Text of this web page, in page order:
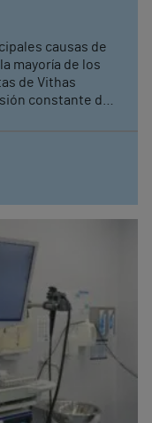
causas de
mayoría de los
de Vithas
constante de